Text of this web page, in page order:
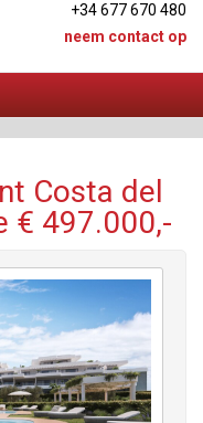
+34 677 670 480
neem contact op
Costa del
€ 497.000,-